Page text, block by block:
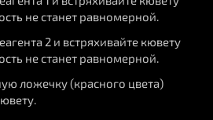
не станет равномерной.
2 и встряхивайте кювету
не станет равномерной.
ложечку (красного цвета)